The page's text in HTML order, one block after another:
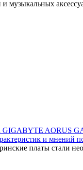
музыкальных
GIGABYTE AORUS
и мнений
платы стали